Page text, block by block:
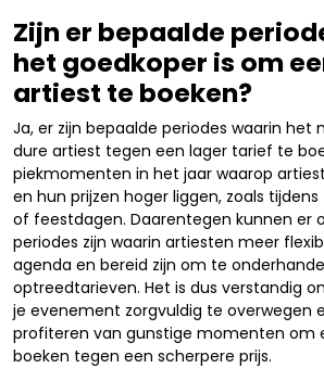
Zijn er bepaalde
het goedkoper is om
artiest te boeken?
Ja, er zijn bepaalde periodes waarin het
dure artiest tegen een lager tarief te
piekmomenten in het jaar waarop
en hun prijzen hoger liggen, zoals
of feestdagen. Daarentegen kunnen er
periodes zijn waarin artiesten meer
agenda en bereid zijn om te
optreedtarieven. Het is dus verstandig
je evenement zorgvuldig te overwegen
profiteren van gunstige momenten om
boeken tegen een scherpere prijs.